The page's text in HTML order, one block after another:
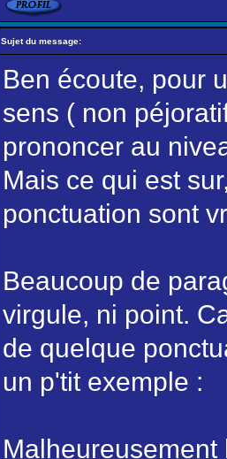
Sujet du message:
Ben écoute, pour
sens ( non
prononcer au
Mais ce qui est
ponctuation sont
Beaucoup de
virgule, ni point.
de quelque
un p'tit exemple :